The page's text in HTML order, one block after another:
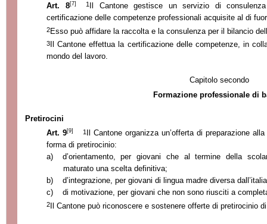
Art. 8[7] 1
Il Cantone gestisce un servizio di
certificazione delle competenze professionali acquisite al di
2Esso può affidare la raccolta e la consulenza per il bilancio
3
Il Cantone effettua la certificazione delle competenze, in
mondo del lavoro.
Capitolo secondo
Formazione professionale di
Pretirocini
Art. 9[9] 1
Il Cantone organizza un’offerta di preparazione
forma di pretirocinio:
a)
d’orientamento, per giovani che al termine della
maturato una scelta definitiva;
b)
d’integrazione, per giovani di lingua madre diversa
c)
di motivazione, per giovani che non sono riusciti a
2 Il Cantone può riconoscere e sostenere offerte di pretirocinio